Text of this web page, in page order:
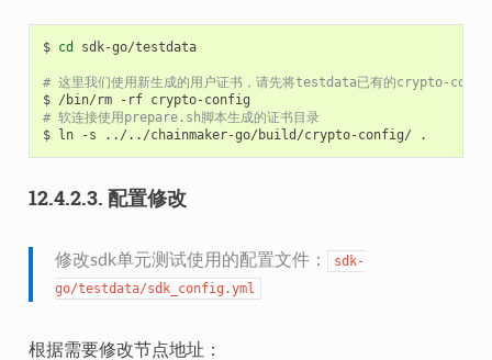
$ cd sdk-go/testdata
# 这里我们使用新生成的用户证书，请先将testdata已有的crypto-
$ /bin/rm -rf
# 软连接使用prepare.sh脚本生成的证书目录
$ ln -s ../../chainmaker-go/build/crypto-config/
12.4.2.3. 配置修改
修改sdk单元测试使用的配置文件：
sdk-
go/testdata/sdk_config.yml
根据需要修改节点地址：